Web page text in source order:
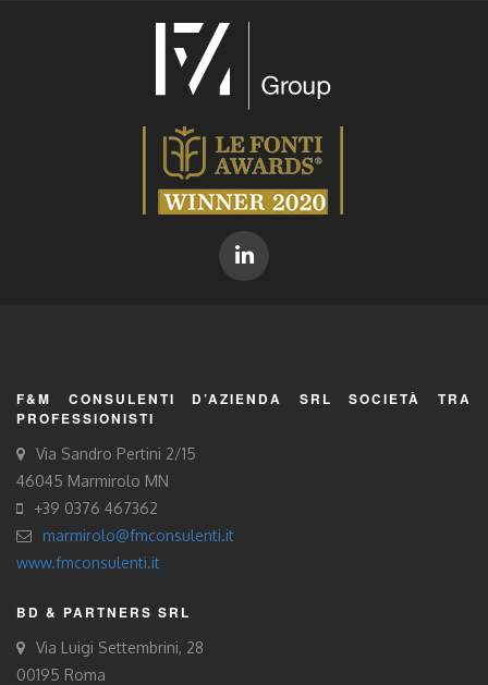
F&M CONSULENTI D’AZIENDA SRL SOCIETÀ TRA
PROFESSIONISTI
Via Sandro Pertini 2/15
46045 Marmirolo MN
+39 0376 467362
marmirolo@fmconsulenti.it
www.fmconsulenti.it
BD & PARTNERS SRL
Via Luigi Settembrini, 28
00195 Roma